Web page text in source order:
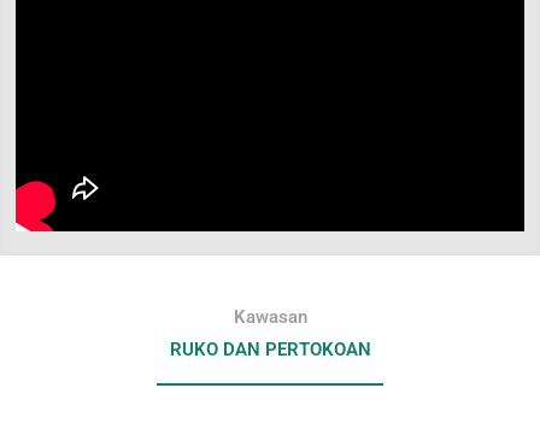
Kawasan
RUKO DAN PERTOKOAN